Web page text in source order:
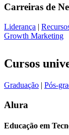
Carreiras de
Liderança |
Growth Marketing
Cursos
Graduação | Pós-
Alura
Educação em